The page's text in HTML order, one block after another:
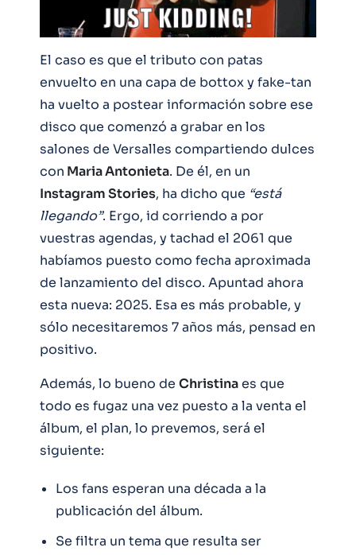
El caso es que el tributo con patas
envuelto en una capa de bottox y fake-tan
ha vuelto a postear información sobre ese
disco que comenzó a grabar en los
salones de Versalles compartiendo dulces
con Maria Antonieta. De él, en un
Instagram Stories, ha dicho que “está
llegando”. Ergo, id corriendo a por
vuestras agendas, y tachad el 2061 que
habíamos puesto como fecha aproximada
de lanzamiento del disco. Apuntad ahora
esta nueva: 2025. Esa es más probable, y
sólo necesitaremos 7 años más, pensad en
positivo.
Además, lo bueno de Christinaes que
todo es fugaz una vez puesto a la venta el
álbum, el plan, lo prevemos, será el
siguiente:
Los fans esperan una década a la
publicación del álbum.
Se filtra un tema que resulta ser